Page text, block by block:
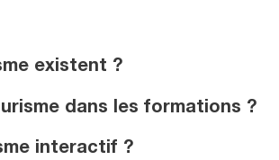
existent ?
dans les formations ?
interactif ?